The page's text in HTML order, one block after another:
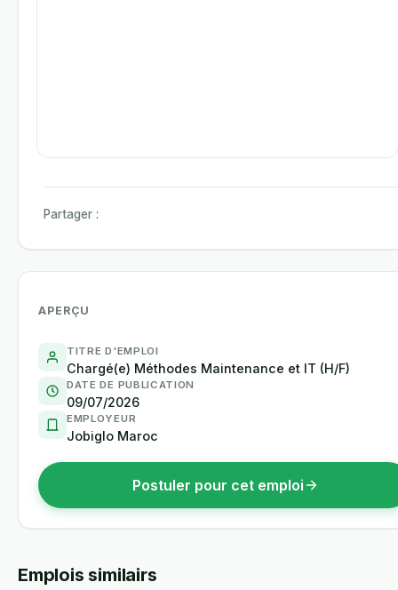
Partager :
APERÇU
TITRE D'EMPLOI
Chargé(e) Méthodes Maintenance et IT (H/F)
DATE DE PUBLICATION
09/07/2026
EMPLOYEUR
Jobiglo Maroc
Postuler pour cet emploi
Emplois similairs